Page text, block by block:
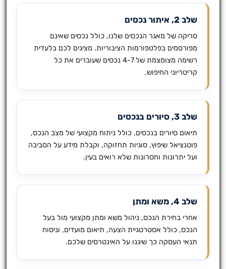
שלב 2, איתור נכסים
סריקה של מאגר הנכסים שלנו, כולל נכסים שאינם
מפורסמים בפלטפורמות הציבוריות. מציגים לכם בלעדית
רשימה מצומצמת של 4-7 נכסים שעוברים את כל
קריטריוני החיפוש.
שלב 3, סיורים בנכסים
תיאום סיורים בנכסים, כולל ניתוח מקצועי של מצב הנכס,
פוטנציאל שיפוץ, סוגיות תחזוקה, וקבלת מידע על הסביבה
ועל יתרונות וחסרונות שלא רואים בעין.
שלב 4, משא ומתן
אחרי בחירת הנכס, ניהול משא ומתן מקצועי מול בעל
הנכס, כולל אסטרטגיית הצעה, תיאום מועדים, וניסוח
תנאי העסקה כך שיגנו על האינטרסים שלכם.